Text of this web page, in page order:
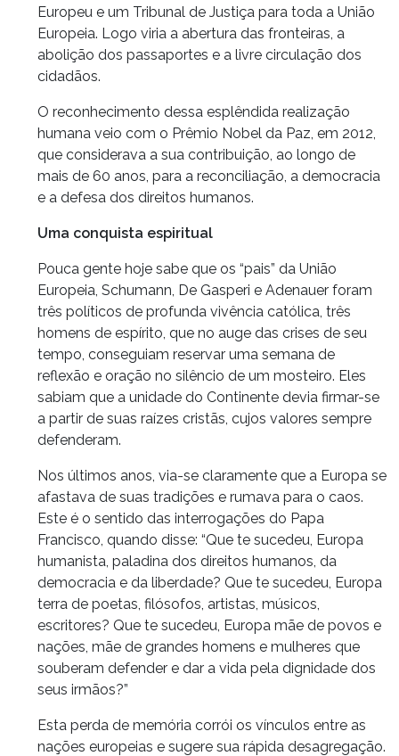
Europeu e um Tribunal de Justiça para toda a União
Europeia. Logo viria a abertura das fronteiras, a
abolição dos passaportes e a livre circulação dos
cidadãos.
O reconhecimento dessa esplêndida realização
humana veio com o Prêmio Nobel da Paz, em 2012,
que considerava a sua contribuição, ao longo de
mais de 60 anos, para a reconciliação, a democracia
e a defesa dos direitos humanos.
Uma conquista espiritual
Pouca gente hoje sabe que os “pais” da União
Europeia, Schumann, De Gasperi e Adenauer foram
três políticos de profunda vivência católica, três
homens de espírito, que no auge das crises de seu
tempo, conseguiam reservar uma semana de
reflexão e oração no silêncio de um mosteiro. Eles
sabiam que a unidade do Continente devia firmar-se
a partir de suas raízes cristãs, cujos valores sempre
defenderam.
Nos últimos anos, via-se claramente que a Europa se
afastava de suas tradições e rumava para o caos.
Este é o sentido das interrogações do Papa
Francisco, quando disse: “Que te sucedeu, Europa
humanista, paladina dos direitos humanos, da
democracia e da liberdade? Que te sucedeu, Europa
terra de poetas, filósofos, artistas, músicos,
escritores? Que te sucedeu, Europa mãe de povos e
nações, mãe de grandes homens e mulheres que
souberam defender e dar a vida pela dignidade dos
seus irmãos?”
Esta perda de memória corrói os vínculos entre as
nações europeias e sugere sua rápida desagregação.